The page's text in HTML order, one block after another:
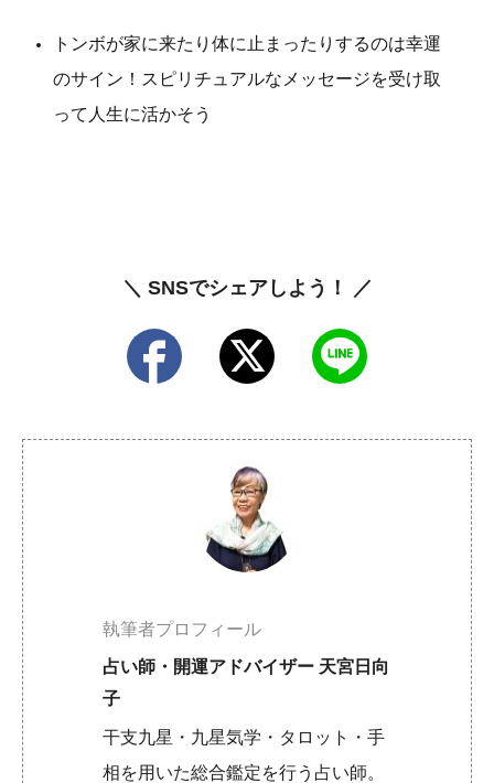
トンボが家に来たり体に止まったりするのは幸運
のサイン！スピリチュアルなメッセージを受け取
って人生に活かそう
＼ SNSでシェアしよう！ ／
執筆者プロフィール
占い師・開運アドバイザー 天宮日向
子
干支九星・九星気学・タロット・手
相を用いた総合鑑定を行う占い師。